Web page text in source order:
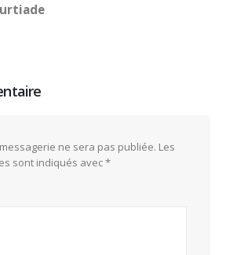
ne sera pas publiée. Les
sont indiqués avec*